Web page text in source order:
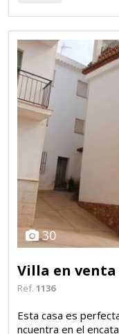
30
Villa en
Ref. 1136
Esta casa es
ncuentra en el